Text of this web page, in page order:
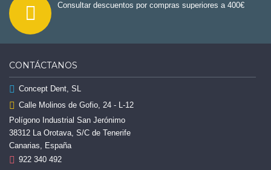
Consultar descuentos por compras superiores a 400€
CONTÁCTANOS
Concept Dent, SL
Calle Molinos de Gofio, 24 - L-12
Polígono Industrial San Jerónimo
38312 La Orotava, S/C de Tenerife
Canarias, España
922 340 492